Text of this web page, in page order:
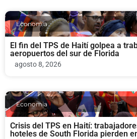
Economia
El fin del TPS de Haití golpea a
aeropuertos del sur de Florida
agosto 8, 2026
Economia
Crisis del TPS en Haití:
hoteles de South Florida pierden